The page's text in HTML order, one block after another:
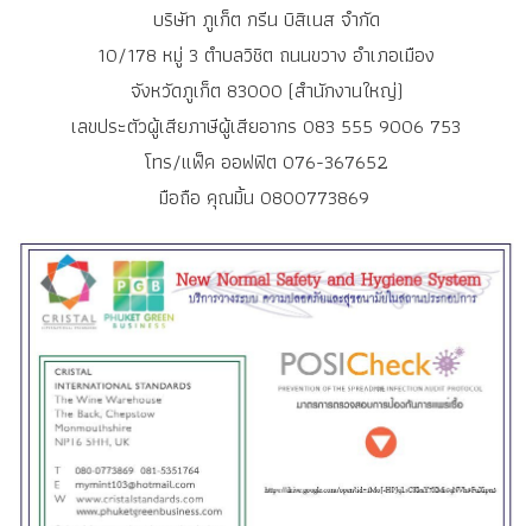
บริษัท ภูเก็ต กรีน บิสิเนส จำกัด
10/178 หมู่ 3 ตำบลวิชิต ถนนขวาง อำเภอเมือง
จังหวัดภูเก็ต 83000 (สำนักงานใหญ่)
เลขประตัวผู้เสียภาษีผู้เสียอากร 083 555 9006 753
โทร/แฟ็ค ออฟฟิต 076-367652
มือถือ คุณมิ้น 0800773869